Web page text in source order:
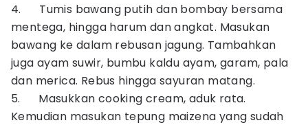
4. Tumis bawang putih dan bombay bersama
mentega, hingga harum dan angkat. Masukan
bawang ke dalam rebusan jagung. Tambahkan
juga ayam suwir, bumbu kaldu ayam, garam, pala
dan merica. Rebus hingga sayuran matang.
5. Masukkan cooking cream, aduk rata.
Kemudian masukan tepung maizena yang sudah